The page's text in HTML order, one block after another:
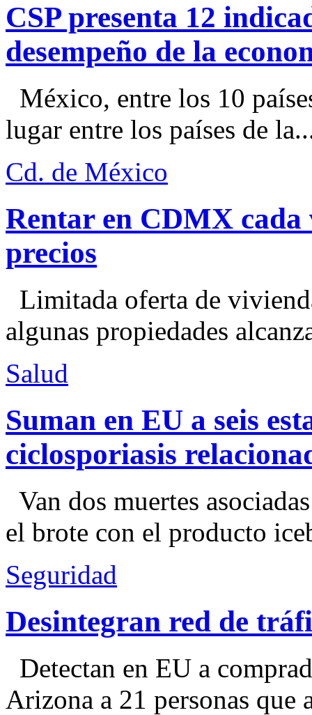
CSP presenta 12
desempeño de la
México, entre los 10
lugar entre los países de
Cd. de México
Rentar en CDMX cada
precios
Limitada oferta de
algunas propiedades
Salud
Suman en EU a seis
ciclosporiasis
Van dos muertes
el brote con el producto
Seguridad
Desintegran red de
Detectan en EU a
Arizona a 21 personas que